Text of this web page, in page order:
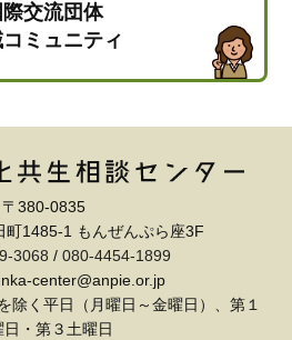
際交流団体
ミュニティ
〒380-0835
町1485-1 もんぜんぷら座3F
3068 / 080-4454-1899
center@anpie.or.jp
除く平日（月曜日～金曜日）、第１
日・第３土曜日